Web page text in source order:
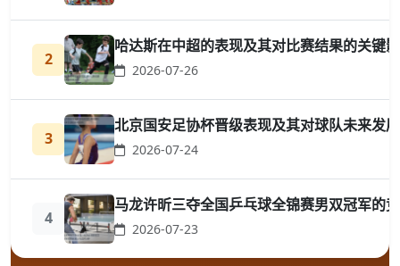
2
哈达斯在中超的表现及其对比赛结果的关键
2026-07-26
3
北京国安足协杯晋级表现及其对球队未来发
2026-07-24
4
马龙许昕三夺全国乒乓球全锦赛男双冠军的
2026-07-23